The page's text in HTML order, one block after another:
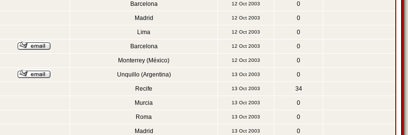
Barcelona 12 Oct 2003 0
Madrid 12 Oct 2003 0
Lima 12 Oct 2003 0
Barcelona 12 Oct 2003 0
Monterrey (México) 12 Oct 2003 0
Unquillo (Argentina) 13 Oct 2003 0
Recife 13 Oct 2003 34
Murcia 13 Oct 2003 0
Roma 13 Oct 2003 0
Madrid 13 Oct 2003 0